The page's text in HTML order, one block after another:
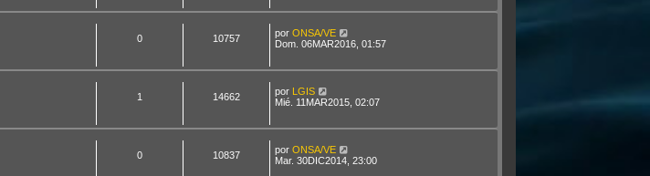
0 10757 por ONSA/VE
Dom. 06MAR2016, 01:57
1 14662 por LGIS
Mié. 11MAR2015, 02:07
0 10837 por ONSA/VE
Mar. 30DIC2014, 23:00